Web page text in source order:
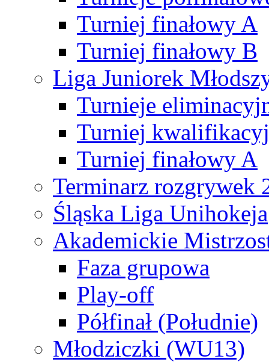
Turniej finałowy A
Turniej finałowy B
Liga Juniorek
Turnieje
Turniej
Turniej finałowy A
Terminarz rozgrywek
Śląska Liga Unihokeja
Akademickie
Faza grupowa
Play-off
Półfinał (Południe)
Młodziczki (WU13)